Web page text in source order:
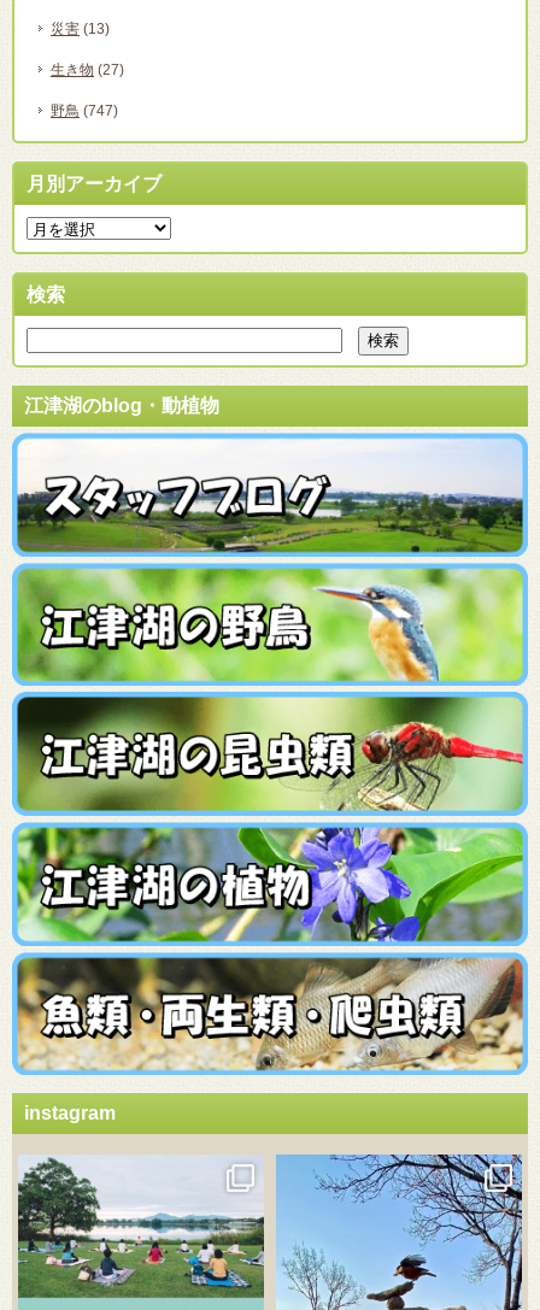
災害 (13)
生き物 (27)
野鳥 (747)
月別アーカイブ
検索
江津湖のblog・動植物
instagram
3月 18